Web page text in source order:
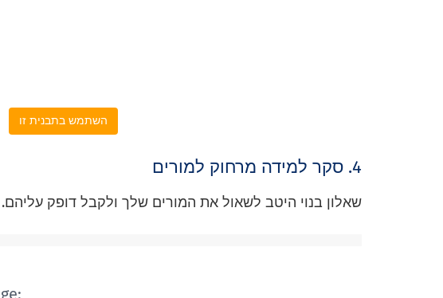
השתמש בתבנית זו
4. סקר למידה מרחוק למורים
שאלון בנוי היטב לשאול את המורים שלך ולקבל דופק עליהם.